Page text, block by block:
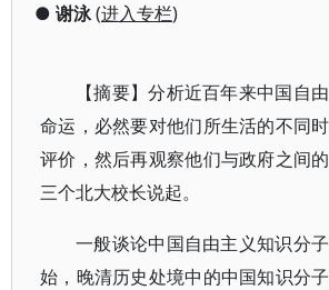
● 谢泳(进入专栏)
【摘要】分析近百年来中国自
命运，必然要对他们所生活的不同
评价，然后再观察他们与政府之间
三个北大校长说起。
一般谈论中国自由主义知识分
始，晚清历史处境中的中国知识分